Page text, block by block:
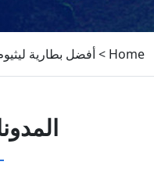
Home
>أفضل بطارية